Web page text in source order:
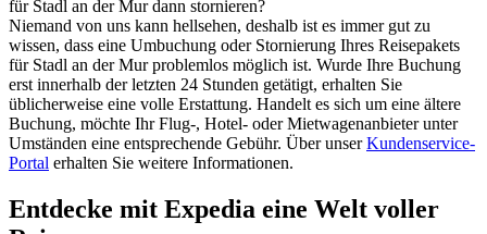
für Stadl an der Mur dann stornieren?
Niemand von uns kann hellsehen, deshalb ist es immer gut zu
wissen, dass eine Umbuchung oder Stornierung Ihres Reisepakets
für Stadl an der Mur problemlos möglich ist. Wurde Ihre Buchung
erst innerhalb der letzten 24 Stunden getätigt, erhalten Sie
üblicherweise eine volle Erstattung. Handelt es sich um eine ältere
Buchung, möchte Ihr Flug-, Hotel- oder Mietwagenanbieter unter
Umständen eine entsprechende Gebühr. Über unserKundenservice-
Portal erhalten Sie weitere Informationen.
Entdecke mit Expedia eine Welt voller